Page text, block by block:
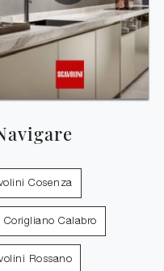
Cosenza
Calabro
Rossano